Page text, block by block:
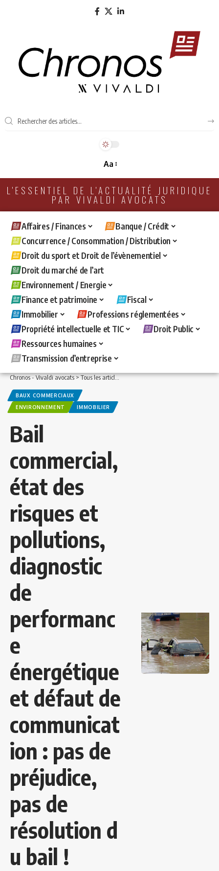
Aa
L'ESSENTIEL DE L'ACTUALITÉ JURIDIQUE
PAR VIVALDI AVOCATS
Affaires / Finances
Banque / Crédit
Concurrence / Consommation / Distribution
Droit du sport et Droit de l’évènementiel
Droit du marché de l’art
Environnement / Energie
Finance et patrimoine
Fiscal
Immobilier
Professions réglementées
Propriété intellectuelle et TIC
Droit Public
Ressources humaines
Transmission d’entreprise
Chronos - Vivaldi avocats>Tous les articles >Immobilier>Baux commerciaux>
BAUX COMMERCIAUX
ENVIRONNEMENT
IMMOBILIER
Bail
commercial,
état des
risques et
pollutions,
diagnostic
de
performanc
e
énergétique
et défaut de
communicat
ion : pas de
préjudice,
pas de
résolution d
u bail !